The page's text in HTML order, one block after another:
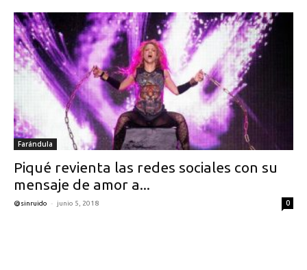
Farándula
Piqué revienta las redes sociales con su
mensaje de amor a...
@sinruido - junio 5, 2018 0